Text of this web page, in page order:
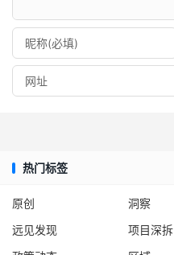
热门标签
原创 洞察
远见发现
项目深拆